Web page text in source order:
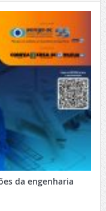
da engenharia